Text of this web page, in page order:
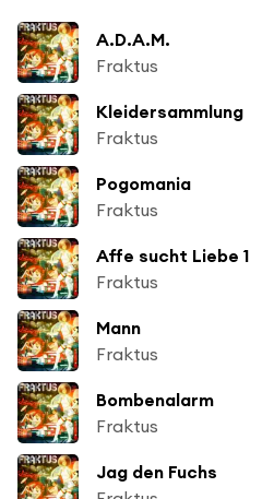
A.D.A.M.
Fraktus
Kleidersammlung
Fraktus
Pogomania
Fraktus
Affe sucht Liebe 1
Fraktus
Mann
Fraktus
Bombenalarm
Fraktus
Jag den Fuchs